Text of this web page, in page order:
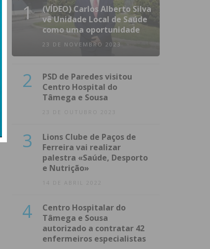
1
(VÍDEO) Carlos Alberto Silva
vê Unidade Local de Saúde
como uma oportunidade
23 DE NOVEMBRO 2023
2
PSD de Paredes visitou
Centro Hospital do
Tâmega e Sousa
23 DE OUTUBRO 2023
3
Lions Clube de Paços de
Ferreira vai realizar
palestra «Saúde, Desporto
e Nutrição»
14 DE ABRIL 2022
4
Centro Hospitalar do
Tâmega e Sousa
autorizado a contratar 42
enfermeiros especialistas